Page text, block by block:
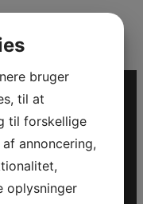
bruger
til at
til forskellige
annoncering,
oplysninger